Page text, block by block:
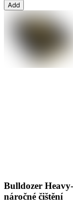
Add
Bulldozer
náročné čištění